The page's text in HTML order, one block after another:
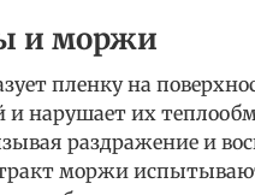
и моржи
пленку на
и нарушает их
раздражение и
моржи